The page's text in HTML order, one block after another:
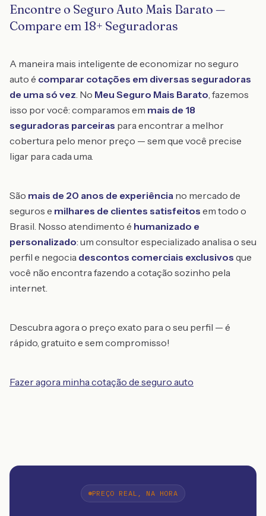
Encontre o Seguro Auto Mais Barato —
Compare em 18+ Seguradoras
A maneira mais inteligente de economizar no seguro
auto é comparar cotações em diversas seguradoras
de uma só vez. No Meu Seguro Mais Barato, fazemos
isso por você: comparamos em mais de 18
seguradoras parceiras para encontrar a melhor
cobertura pelo menor preço — sem que você precise
ligar para cada uma.
São mais de 20 anos de experiência no mercado de
seguros e milhares de clientes satisfeitos em todo o
Brasil. Nosso atendimento é humanizado e
personalizado: um consultor especializado analisa o seu
perfil e negocia descontos comerciais exclusivos que
você não encontra fazendo a cotação sozinho pela
internet.
Descubra agora o preço exato para o seu perfil — é
rápido, gratuito e sem compromisso!
Fazer agora minha cotação de seguro auto
PREÇO REAL, NA HORA